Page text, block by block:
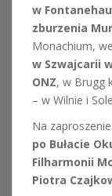
w
zburzenia
Monachium,
w Szwajcarii
ONZ, w Brugg
– w Wilnie i
Na zaproszenie
po Bułacie
Filharmonii
Piotra